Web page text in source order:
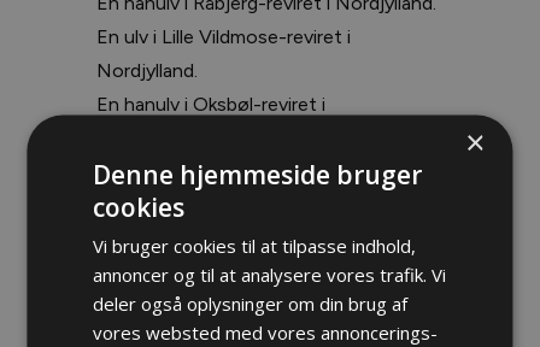
En ulv i Lille Vildmose-reviret i
Nordjylland.
En hanulv i Oksbøl-reviret i
Seks ulve i Hovborg-reviret i det sydlige
Midtjylland: Et par og mindst fire hvalpe.
To ulve formodes at være strejfende.
×
Denne hjemmeside bruger
cookies
Vi bruger cookies til at tilpasse indhold,
annoncer og til at analysere vores trafik. Vi
deler også oplysninger om din brug af
vores websted med vores annoncerings-